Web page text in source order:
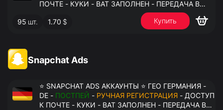
ПОЧТЕ - КУКИ - ВАТ ЗАПОЛНЕН - ПЕРЕДАЧА В
95 шт. 1.70 $ Купить
Snapchat Ads
⭐ SNAPCHAT ADS АККАУНТЫ ⭐ ГЕО ГЕРМАНИЯ -
DE - ПОСТПЕЙ - РУЧНАЯ РЕГИСТРАЦИЯ - ДОСТУП
К ПОЧТЕ - КУКИ - ВАТ ЗАПОЛНЕН - ПЕРЕДАЧА В